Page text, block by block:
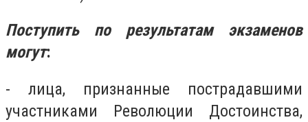
Поступить по результатам экзаменов
могут:
- лица, признанные пострадавшими
участниками Революции Достоинства,